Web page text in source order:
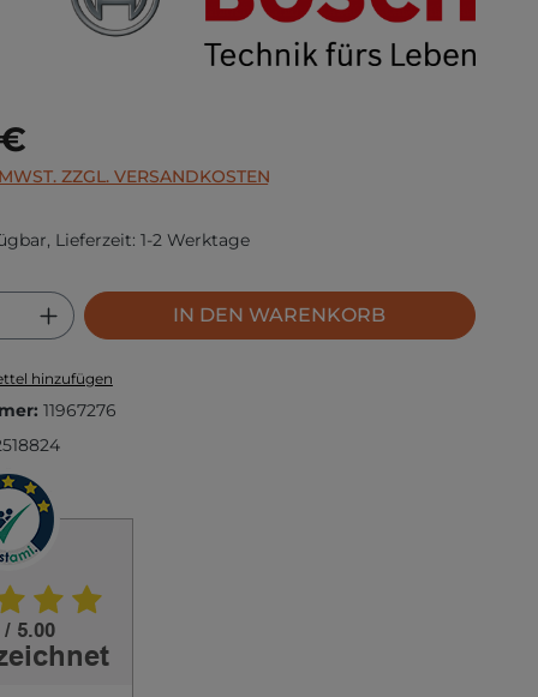
ZZGL. VERSANDKOSTEN
Lieferzeit: 1-2 Werktage
Gib den gewünschten Wert
IN DEN WARENKORB
hinzufügen
11967276